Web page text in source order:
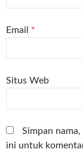
Email *
Situs Web
Simpan
ini untuk